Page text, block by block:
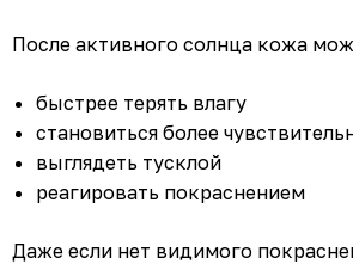
После активного солнца кожа
быстрее терять влагу
становиться более
выглядеть тусклой
реагировать покраснением
Даже если нет видимого